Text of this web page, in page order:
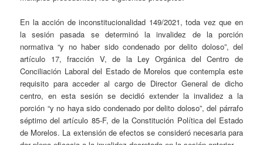
En la acción de inconstitucionalidad 149/2021, toda vez que en
la sesión pasada se determinó la invalidez de la porción
normativa “y no haber sido condenado por delito doloso”, del
artículo 17, fracción V, de la Ley Orgánica del Centro de
Conciliación Laboral del Estado de Morelos que contempla este
requisito para acceder al cargo de Director General de dicho
centro, en esta sesión se decidió extender la invalidez a la
porción “y no haya sido condenado por delito doloso”, del párrafo
séptimo del artículo 85-F, de la Constitución Política del Estado
de Morelos. La extensión de efectos se consideró necesaria para